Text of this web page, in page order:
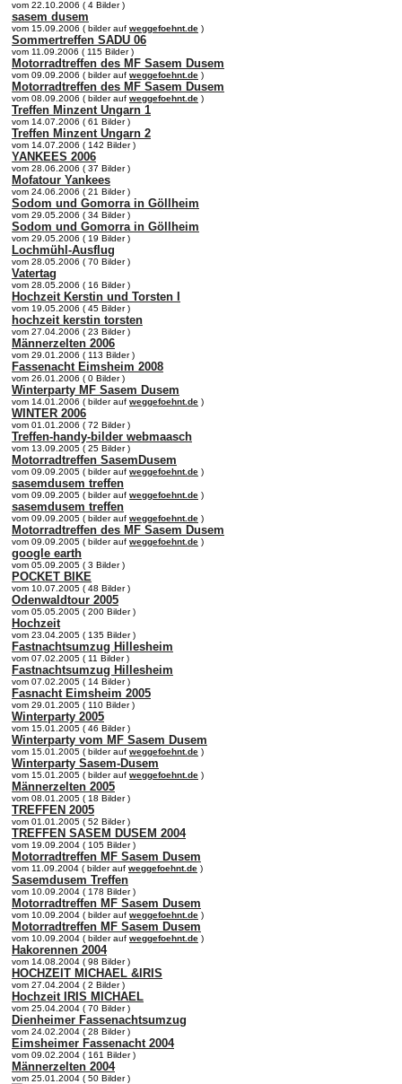
vom 22.10.2006 ( 4 Bilder )
sasem dusem
vom 15.09.2006 ( bilder auf weggefoehnt.de )
Sommertreffen SADU 06
vom 11.09.2006 ( 115 Bilder )
Motorradtreffen des MF Sasem Dusem
vom 09.09.2006 ( bilder auf weggefoehnt.de )
Motorradtreffen des MF Sasem Dusem
vom 08.09.2006 ( bilder auf weggefoehnt.de )
Treffen Minzent Ungarn 1
vom 14.07.2006 ( 61 Bilder )
Treffen Minzent Ungarn 2
vom 14.07.2006 ( 142 Bilder )
YANKEES 2006
vom 28.06.2006 ( 37 Bilder )
Mofatour Yankees
vom 24.06.2006 ( 21 Bilder )
Sodom und Gomorra in Göllheim
vom 29.05.2006 ( 34 Bilder )
Sodom und Gomorra in Göllheim
vom 29.05.2006 ( 19 Bilder )
Lochmühl-Ausflug
vom 28.05.2006 ( 70 Bilder )
Vatertag
vom 28.05.2006 ( 16 Bilder )
Hochzeit Kerstin und Torsten I
vom 19.05.2006 ( 45 Bilder )
hochzeit kerstin torsten
vom 27.04.2006 ( 23 Bilder )
Männerzelten 2006
vom 29.01.2006 ( 113 Bilder )
Fassenacht Eimsheim 2008
vom 26.01.2006 ( 0 Bilder )
Winterparty MF Sasem Dusem
vom 14.01.2006 ( bilder auf weggefoehnt.de )
WINTER 2006
vom 01.01.2006 ( 72 Bilder )
Treffen-handy-bilder webmaasch
vom 13.09.2005 ( 25 Bilder )
Motorradtreffen SasemDusem
vom 09.09.2005 ( bilder auf weggefoehnt.de )
sasemdusem treffen
vom 09.09.2005 ( bilder auf weggefoehnt.de )
sasemdusem treffen
vom 09.09.2005 ( bilder auf weggefoehnt.de )
Motorradtreffen des MF Sasem Dusem
vom 09.09.2005 ( bilder auf weggefoehnt.de )
google earth
vom 05.09.2005 ( 3 Bilder )
POCKET BIKE
vom 10.07.2005 ( 48 Bilder )
Odenwaldtour 2005
vom 05.05.2005 ( 200 Bilder )
Hochzeit
vom 23.04.2005 ( 135 Bilder )
Fastnachtsumzug Hillesheim
vom 07.02.2005 ( 11 Bilder )
Fastnachtsumzug Hillesheim
vom 07.02.2005 ( 14 Bilder )
Fasnacht Eimsheim 2005
vom 29.01.2005 ( 110 Bilder )
Winterparty 2005
vom 15.01.2005 ( 46 Bilder )
Winterparty vom MF Sasem Dusem
vom 15.01.2005 ( bilder auf weggefoehnt.de )
Winterparty Sasem-Dusem
vom 15.01.2005 ( bilder auf weggefoehnt.de )
Männerzelten 2005
vom 08.01.2005 ( 18 Bilder )
TREFFEN 2005
vom 01.01.2005 ( 52 Bilder )
TREFFEN SASEM DUSEM 2004
vom 19.09.2004 ( 105 Bilder )
Motorradtreffen MF Sasem Dusem
vom 11.09.2004 ( bilder auf weggefoehnt.de )
Sasemdusem Treffen
vom 10.09.2004 ( 178 Bilder )
Motorradtreffen MF Sasem Dusem
vom 10.09.2004 ( bilder auf weggefoehnt.de )
Motorradtreffen MF Sasem Dusem
vom 10.09.2004 ( bilder auf weggefoehnt.de )
Hakorennen 2004
vom 14.08.2004 ( 98 Bilder )
HOCHZEIT MICHAEL &IRIS
vom 27.04.2004 ( 2 Bilder )
Hochzeit IRIS MICHAEL
vom 25.04.2004 ( 70 Bilder )
Dienheimer Fassenachtsumzug
vom 24.02.2004 ( 28 Bilder )
Eimsheimer Fassenacht 2004
vom 09.02.2004 ( 161 Bilder )
Männerzelten 2004
vom 25.01.2004 ( 50 Bilder )